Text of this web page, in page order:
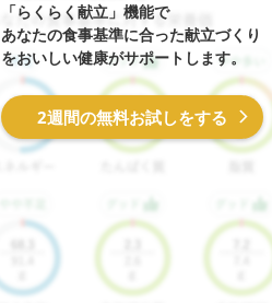
「らくらく献立」機能で
あなたの食事基準に合った献立づくり
をおいしい健康がサポートします。
2週間の無料お試しをする